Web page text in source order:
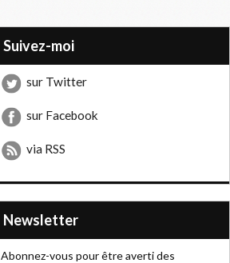
Suivez-moi
sur Twitter
sur Facebook
via RSS
Newsletter
Abonnez-vous pour être averti des